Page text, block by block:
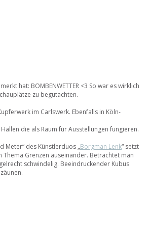
hat: BOMBENWETTER <3 So war es wirklich
zu begutachten.
im Carlswerk. Ebenfalls in Köln-
die als Raum für Ausstellungen fungieren.
Meter“ des Künstlerduos „Borgman Lenk“ setzt
Grenzen auseinander. Betrachtet man
schwindelig. Beeindruckender Kubus